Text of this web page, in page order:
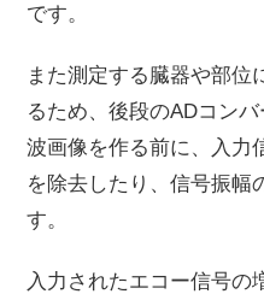
です。
また測定する臓器や部位
るため、後段のADコン
波画像を作る前に、入力
を除去したり、信号振幅
す。
入力されたエコー信号の